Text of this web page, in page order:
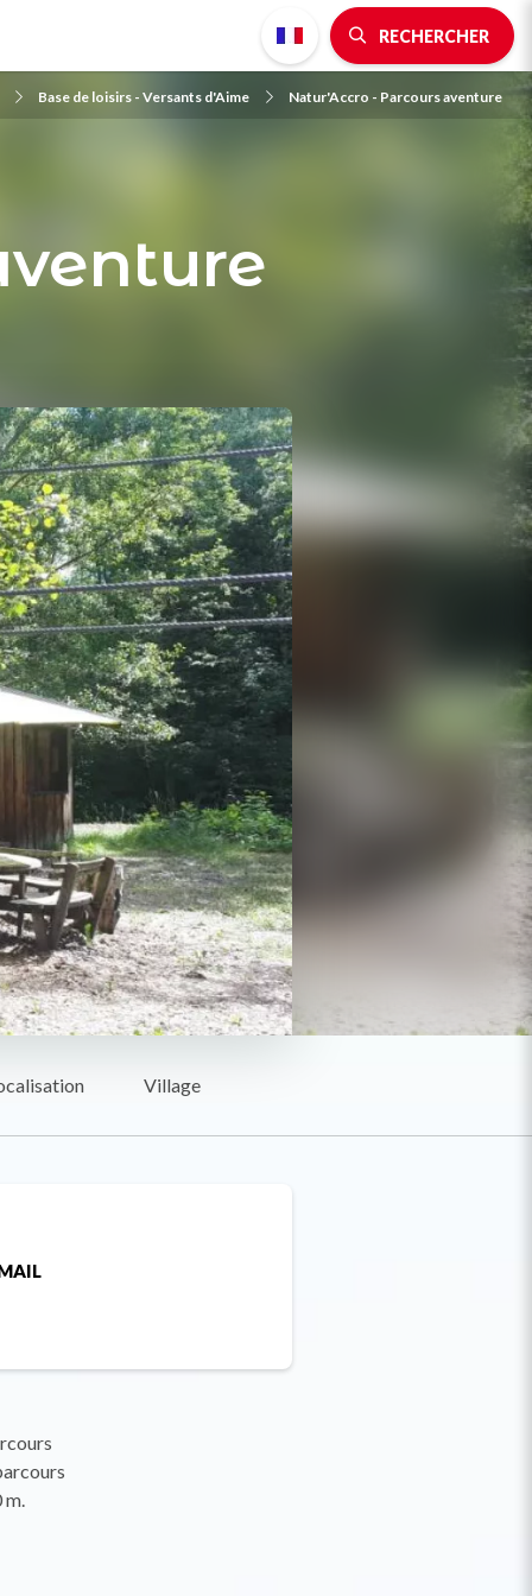
RECHERCHER
Base de loisirs - Versants d'Aime Natur'Accro - Parcours aventure
Village